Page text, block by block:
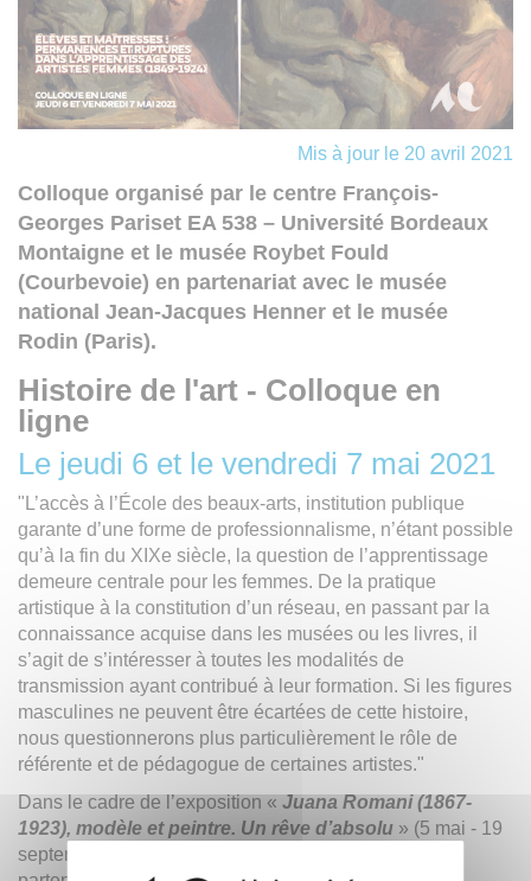
Mis à jour le 20 avril 2021
Colloque organisé par le centre François-
Georges Pariset EA 538 – Université Bordeaux
Montaigne et le musée Roybet Fould
(Courbevoie) en partenariat avec le musée
national Jean-Jacques Henner et le musée
Rodin (Paris).
Histoire de l'art - Colloque en
ligne
Le jeudi 6 et le vendredi 7 mai 2021
"L’accès à l’École des beaux-arts, institution publique
garante d’une forme de professionnalisme, n’étant possible
qu’à la fin du XIXe siècle, la question de l’apprentissage
demeure centrale pour les femmes. De la pratique
artistique à la constitution d’un réseau, en passant par la
connaissance acquise dans les musées ou les livres, il
s’agit de s’intéresser à toutes les modalités de
transmission ayant contribué à leur formation. Si les figures
masculines ne peuvent être écartées de cette histoire,
nous questionnerons plus particulièrement le rôle de
référente et de pédagogue de certaines artistes."
Dans le cadre de l’exposition « Juana Romani (1867-
1923), modèle et peintre. Un rêve d’absolu » (5 mai - 19
septembre 2021), le